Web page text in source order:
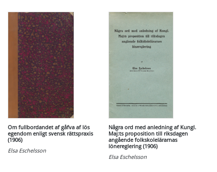
Om fullbordandet af gåfva af lös
egendom enligt svensk rättspraxis
(1906)
Elsa Eschelsson
Några ord med anledning af Kungl.
Maj:ts proposition till riksdagen
angående folkskolelärarnas
lönereglering (1906)
Elsa Eschelsson